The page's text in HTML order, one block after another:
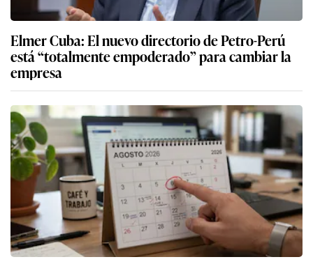
Elmer Cuba: El nuevo directorio de Petro-Perú
está “totalmente empoderado” para cambiar la
empresa